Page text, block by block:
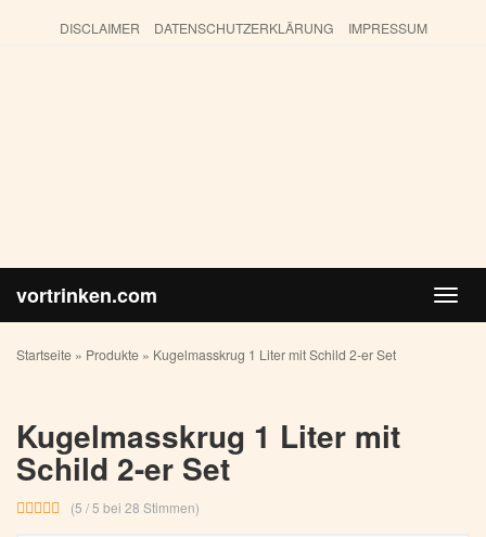
DISCLAIMER DATENSCHUTZERKLÄRUNG IMPRESSUM
vortrinken.com
Startseite » Produkte » Kugelmasskrug 1 Liter mit Schild 2-er Set
Kugelmasskrug 1 Liter mit
Schild 2-er Set
(5 / 5 bei 28 Stimmen)